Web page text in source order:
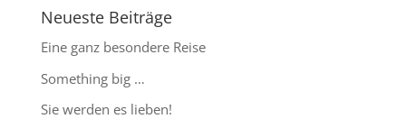
Neueste Beiträge
Eine ganz besondere Reise
Something big …
Sie werden es lieben!